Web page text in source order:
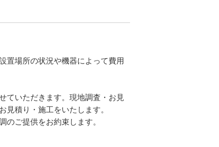
置場所の状況や機器によって費用
ていただきます。現地調査・お見
積り・施工をいたします。
ご提供をお約束します。